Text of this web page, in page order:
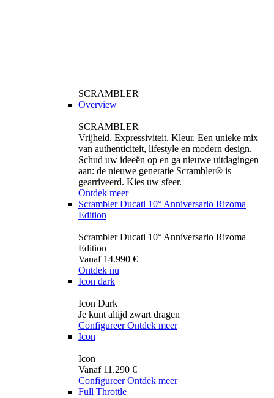
SCRAMBLER
Overview
SCRAMBLER
Vrijheid. Expressiviteit. Kleur. Een unieke mix
van authenticiteit, lifestyle en modern design.
Schud uw ideeën op en ga nieuwe uitdagingen
aan: de nieuwe generatie Scrambler® is
gearriveerd. Kies uw sfeer.
Ontdek meer
Scrambler Ducati 10° Anniversario Rizoma
Edition
Scrambler Ducati 10° Anniversario Rizoma
Edition
Vanaf 14.990 €
Ontdek nu
Icon dark
Icon Dark
Je kunt altijd zwart dragen
Configureer Ontdek meer
Icon
Icon
Vanaf 11.290 €
Configureer Ontdek meer
Full Throttle